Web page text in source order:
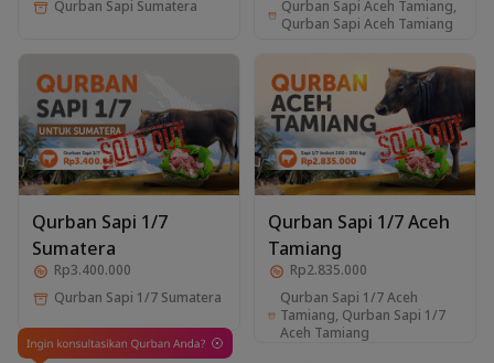
Qurban Sapi Sumatera
Qurban Sapi Aceh Tamiang,
Qurban Sapi Aceh Tamiang
Qurban Sapi 1/7
Sumatera
Rp3.400.000
Qurban Sapi 1/7 Sumatera
Qurban Sapi 1/7 Aceh
Tamiang
Rp2.835.000
Qurban Sapi 1/7 Aceh
Tamiang, Qurban Sapi 1/7
Aceh Tamiang